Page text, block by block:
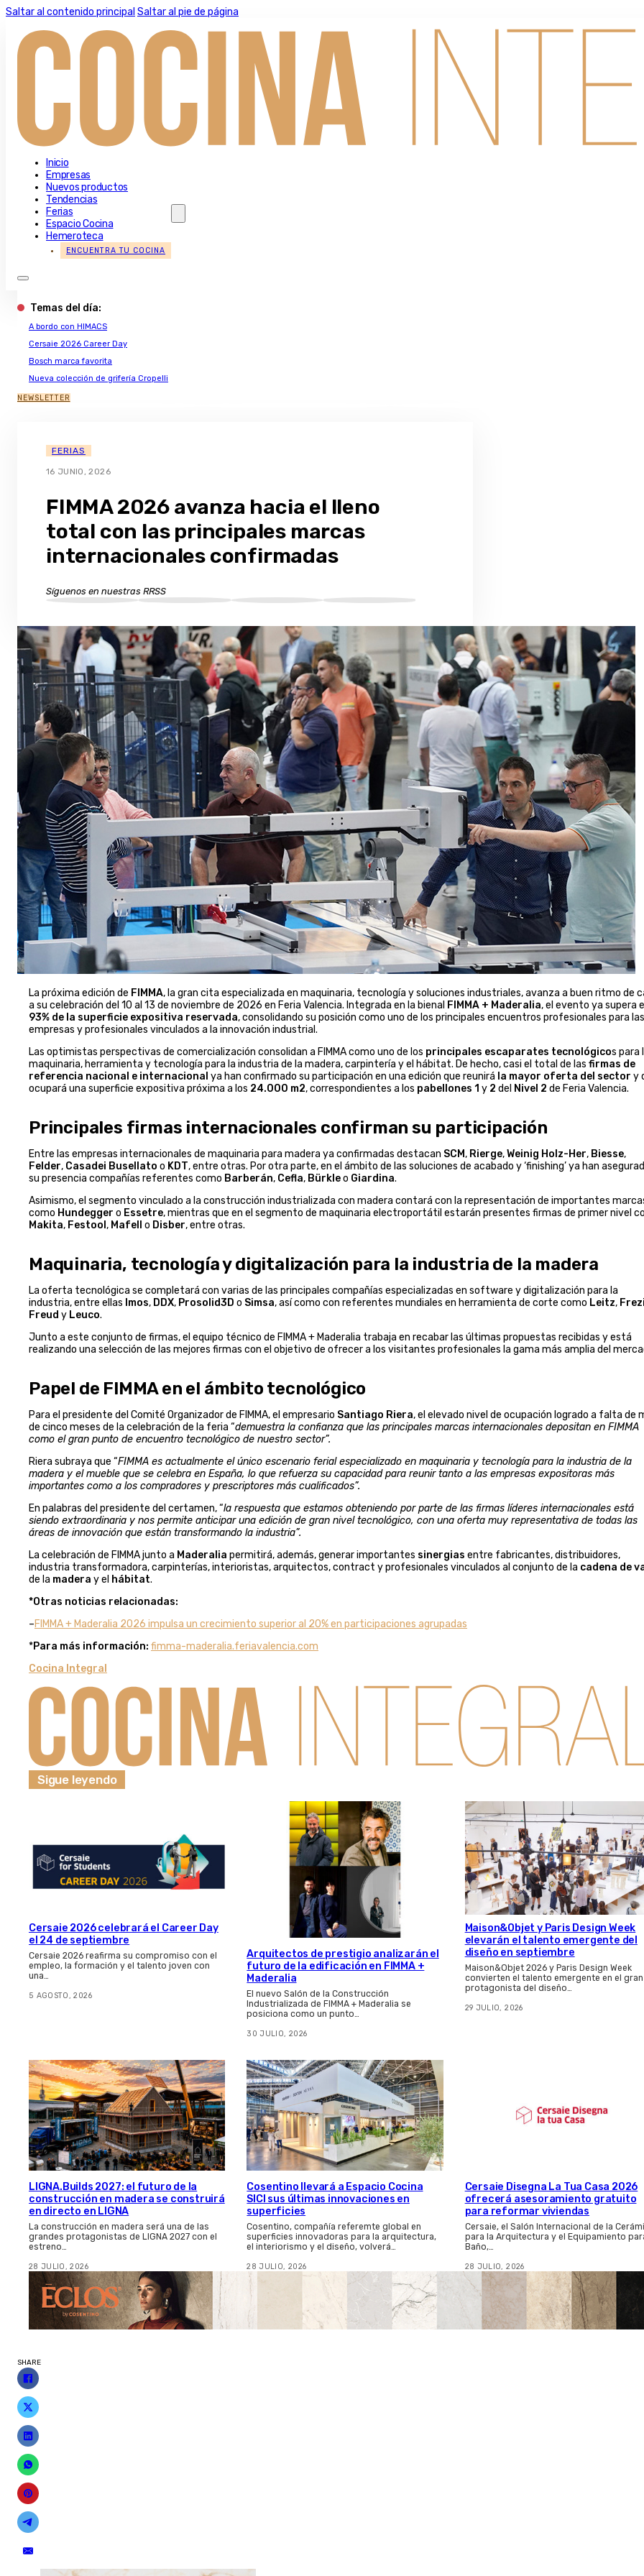
Saltar al contenido principal Saltar al pie de página
Inicio
Empresas
Nuevos productos
Tendencias
Ferias
Espacio Cocina
Hemeroteca
ENCUENTRA TU COCINA
Temas del día:
A bordo con HIMACS
Cersaie 2026 Career Day
Bosch marca favorita
Nueva colección de grifería Cropelli
NEWSLETTER
FERIAS
16 JUNIO, 2026
FIMMA 2026 avanza hacia el lleno
total con las principales marcas
internacionales confirmadas
Síguenos en nuestras RRSS
La próxima edición de FIMMA, la gran cita especializada en maquinaria, tecnología y soluciones industriales, avanza a buen ritmo de
a su celebración del 10 al 13 de noviembre de 2026 en Feria Valencia. Integrada en la bienal FIMMA + Maderalia, el evento ya supera el
93% de la superficie expositiva reservada, consolidando su posición como uno de los principales encuentros profesionales para las
empresas y profesionales vinculados a la innovación industrial.
Las optimistas perspectivas de comercialización consolidan a FIMMA como uno de los principales escaparates tecnológicos para
maquinaria, herramienta y tecnología para la industria de la madera, carpintería y el hábitat. De hecho, casi el total de las firmas de
referencia nacional e internacional ya han confirmado su participación en una edición que reunirá la mayor oferta del sector y
ocupará una superficie expositiva próxima a los 24.000 m2, correspondientes a los pabellones 1 y 2 del Nivel 2 de Feria Valencia.
Principales firmas internacionales confirman su participación
Entre las empresas internacionales de maquinaria para madera ya confirmadas destacan SCM, Rierge,Weinig Holz-Her, Biesse,
Felder, Casadei Busellato o KDT, entre otras. Por otra parte, en el ámbito de las soluciones de acabado y ‘finishing’ ya han
su presencia compañías referentes como Barberán, Cefla, Bürkleo Giardina.
Asimismo, el segmento vinculado a la construcción industrializada con madera contará con la representación de importantes
como Hundegger o Essetre, mientras que en el segmento de maquinaria electroportátil estarán presentes firmas de primer nivel
Makita, Festool , Mafell o Disber, entre otras.
Maquinaria, tecnología y digitalización para la industria de la madera
La oferta tecnológica se completará con varias de las principales compañías especializadas en software y digitalización para la
industria, entre ellas Imos, DDX, Prosolid3D o Simsa, así como con referentes mundiales en herramienta de corte como Leitz,
Freud y Leuco.
Junto a este conjunto de firmas, el equipo técnico de FIMMA + Maderalia trabaja en recabar las últimas propuestas recibidas y está
realizando una selección de las mejores firmas con el objetivo de ofrecer a los visitantes profesionales la gama más amplia del
Papel de FIMMA en el ámbito tecnológico
Para el presidente del Comité Organizador de FIMMA, el empresario Santiago Riera, el elevado nivel de ocupación logrado a falta de
de cinco meses de la celebración de la feria “demuestra la confianza que las principales marcas internacionales depositan en FIMMA
como el gran punto de encuentro tecnológico de nuestro sector”.
Riera subraya que “FIMMA es actualmente el único escenario ferial especializado en maquinaria y tecnología para la industria de la
madera y el mueble que se celebra en España, lo que refuerza su capacidad para reunir tanto a las empresas expositoras más
importantes como a los compradores y prescriptores más cualificados”.
En palabras del presidente del certamen, “la respuesta que estamos obteniendo por parte de las firmas líderes internacionales está
siendo extraordinaria y nos permite anticipar una edición de gran nivel tecnológico, con una oferta muy representativa de todas las
áreas de innovación que están transformando la industria”.
La celebración de FIMMA junto a Maderalia permitirá, además, generar importantes sinergias entre fabricantes, distribuidores,
industria transformadora, carpinterías, interioristas, arquitectos, contract y profesionales vinculados al conjunto de la cadena de
de la madera y el hábitat.
*Otras noticias relacionadas:
–FIMMA + Maderalia 2026 impulsa un crecimiento superior al 20% en participaciones agrupadas
*Para más información: fimma-maderalia.feriavalencia.com
Cocina Integral
Sigue leyendo
Cersaie 2026 celebrará el Career Day
el 24 de septiembre
Cersaie 2026 reafirma su compromiso con el
empleo, la formación y el talento joven con
una…
5 AGOSTO, 2026
Arquitectos de prestigio analizarán el
futuro de la edificación en FIMMA +
Maderalia
El nuevo Salón de la Construcción
Industrializada de FIMMA + Maderalia se
posiciona como un punto…
30 JULIO, 2026
Maison&Objet y Paris Design Week
elevarán el talento emergente del
diseño en septiembre
Maison&Objet 2026 y Paris Design Week
convierten el talento emergente en el gran
protagonista del diseño…
29 JULIO, 2026
LIGNA.Builds 2027: el futuro de la
construcción en madera se construirá
en directo en LIGNA
La construcción en madera será una de las
grandes protagonistas de LIGNA 2027 con el
estreno…
28 JULIO, 2026
Cosentino llevará a Espacio Cocina
SICI sus últimas innovaciones en
superficies
Cosentino, compañía referemte global en
superficies innovadoras para la arquitectura,
el interiorismo y el diseño, volverá…
28 JULIO, 2026
Cersaie Disegna La Tua Casa 2026
ofrecerá asesoramiento gratuito
para reformar viviendas
Cersaie, el Salón Internacional de la
para la Arquitectura y el Equipamiento
Baño,…
28 JULIO, 2026
SHARE